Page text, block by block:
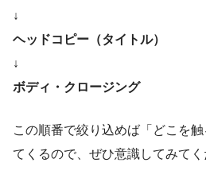
↓
ヘッドコピー（タイトル）
↓
ボディ・クロージング
この順番で絞り込めば「どこを
てくるので、ぜひ意識してみてく